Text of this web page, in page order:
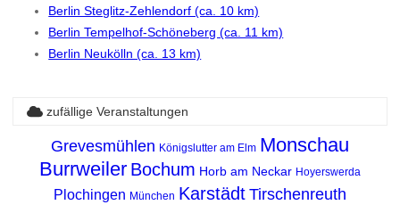
Berlin Steglitz-Zehlendorf (ca. 10 km)
Berlin Tempelhof-Schöneberg (ca. 11 km)
Berlin Neukölln (ca. 13 km)
zufällige Veranstaltungen
Grevesmühlen Königslutter am Elm Monschau
Burrweiler Bochum Horb am Neckar Hoyerswerda
Plochingen München Karstädt Tirschenreuth